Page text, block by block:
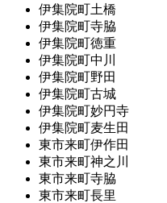
伊集院町土橋
伊集院町寺脇
伊集院町徳重
伊集院町中川
伊集院町野田
伊集院町古城
伊集院町妙円寺
伊集院町麦生田
東市来町伊作田
東市来町神之川
東市来町寺脇
東市来町長里